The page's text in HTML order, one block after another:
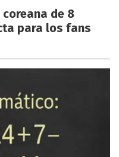
de 8
para los fans